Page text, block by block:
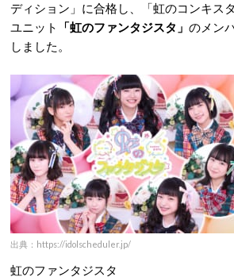
ディション」に合格し、「虹のコンキス
ユニット
「虹のファンタジスタ」 のメン
しました。
出典：https://idolscheduler.jp/
虹のファンタジスタ